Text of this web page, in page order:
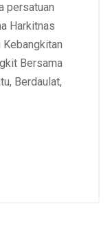
persatuan
Harkitnas
Kebangkitan
Bersama
Berdaulat,